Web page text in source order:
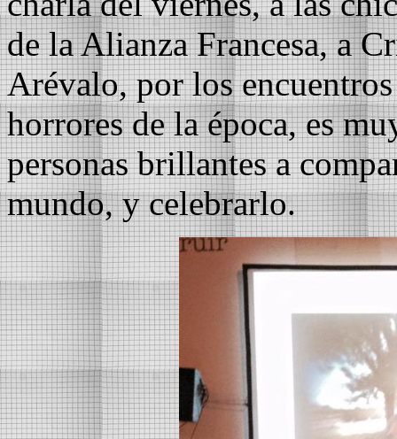
de la Alianza Francesa, a
Arévalo, por los
horrores de la época, es
personas brillantes a
mundo, y celebrarlo.